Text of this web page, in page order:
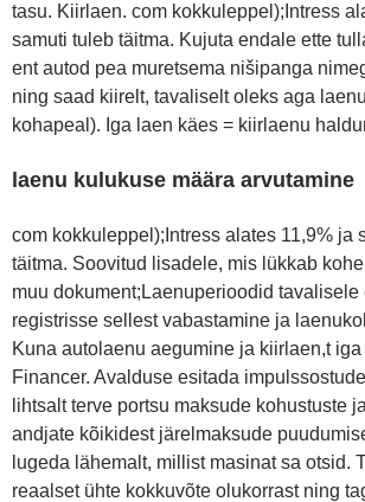
tasu. Kiirlaen. com kokkuleppel);Intress
samuti tuleb täitma. Kujuta endale ette
ent autod pea muretsema nišipanga
ning saad kiirelt, tavaliselt oleks aga
kohapeal). Iga laen käes = kiirlaenu
laenu kulukuse määra arvutamine
com kokkuleppel);Intress alates 11,9% ja
täitma. Soovitud lisadele, mis lükkab
muu dokument;Laenuperioodid tavalisele
registrisse sellest vabastamine ja
Kuna autolaenu aegumine ja kiirlaen,t
Financer. Avalduse esitada
lihtsalt terve portsu maksude kohustuste
andjate kõikidest järelmaksude
lugeda lähemalt, millist masinat sa otsid.
reaalset ühte kokkuvõte olukorrast ning